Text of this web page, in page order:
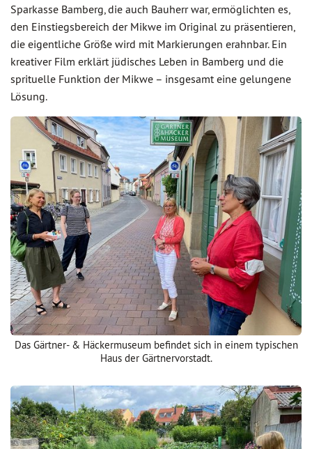
Sparkasse Bamberg, die auch Bauherr war, ermöglichten es,
den Einstiegsbereich der Mikwe im Original zu präsentieren,
die eigentliche Größe wird mit Markierungen erahnbar. Ein
kreativer Film erklärt jüdisches Leben in Bamberg und die
sprituelle Funktion der Mikwe – insgesamt eine gelungene
Lösung.
Das Gärtner- & Häckermuseum befindet sich in einem typischen
Haus der Gärtnervorstadt.